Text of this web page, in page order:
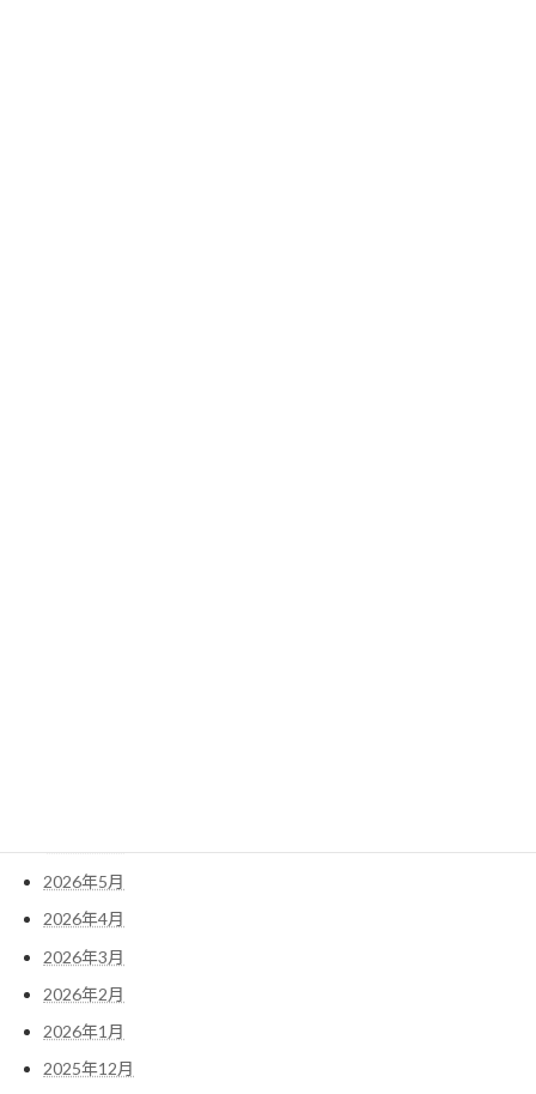
2026年5月
2026年4月
2026年3月
2026年2月
2026年1月
2025年12月